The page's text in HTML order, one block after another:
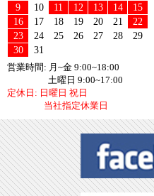
9
10 11 12 13 14
15
16
17 18 19 20 21
22
23
24 25 26 27 28
29
30
31
営業時間: 月~金 9:00~18:00
土曜日 9:00~17:00
定休日: 日曜日 祝日
当社指定休業日